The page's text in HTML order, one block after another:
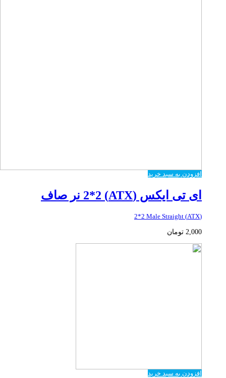
افزودن به سبد خرید
ای تی ایکس (ATX) 2*2 نر صاف
(ATX) 2*2 Male Straight
2,000 تومان
افزودن به سبد خرید